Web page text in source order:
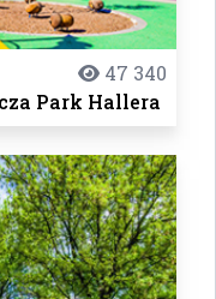
47 340
Park Hallera